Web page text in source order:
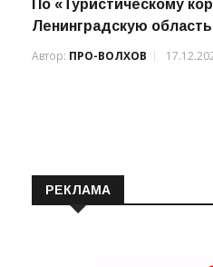
Ленинградскую область